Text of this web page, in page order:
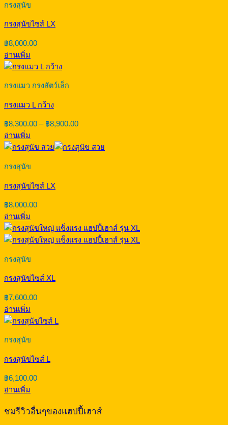
กรงสุนัข
กรงสุนัขไซส์ LX
฿8,000.00
อ่านเพิ่ม
กรงแมว กรงสัตว์เล็ก
กรงแมว L กว้าง
฿8,300.00 – ฿8,900.00Price
through
อ่านเพิ่ม
กรงสุนัข
กรงสุนัขไซส์ LX
฿8,000.00
อ่านเพิ่ม
กรงสุนัข
กรงสุนัขไซส์ XL
฿7,600.00
อ่านเพิ่ม
กรงสุนัข
กรงสุนัขไซส์ L
฿6,100.00
อ่านเพิ่ม
ชมรีวิวอื่นๆของแฮปปี้เฮาส์